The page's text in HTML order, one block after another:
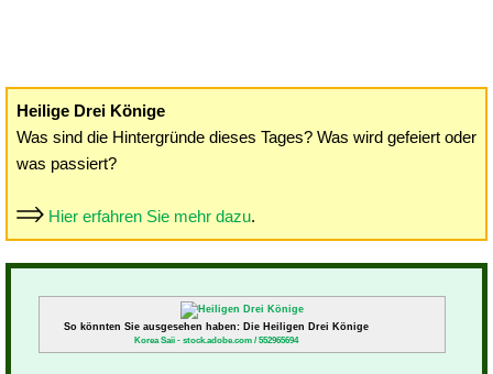
Heilige Drei Könige
Was sind die Hintergründe dieses Tages? Was wird gefeiert oder
was passiert?
Hier erfahren Sie mehr dazu.
So könnten Sie ausgesehen haben: Die Heiligen Drei Könige
Korea Saii - stock.adobe.com / 552965694